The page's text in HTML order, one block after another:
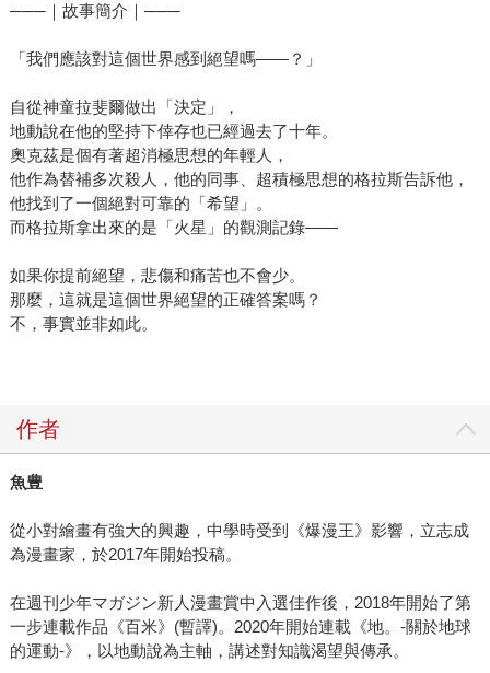
───｜故事簡介｜───
「我們應該對這個世界感到絕望嗎――？」
自從神童拉斐爾做出「決定」，
地動說在他的堅持下倖存也已經過去了十年。
奧克茲是個有著超消極思想的年輕人，
他作為替補多次殺人，他的同事、超積極思想的格拉斯告訴他，
他找到了一個絕對可靠的「希望」。
而格拉斯拿出來的是「火星」的觀測記錄——
如果你提前絕望，悲傷和痛苦也不會少。
那麼，這就是這個世界絕望的正確答案嗎？
不，事實並非如此。
作者
魚豊
從小對繪畫有強大的興趣，中學時受到《爆漫王》影響，立志成
為漫畫家，於2017年開始投稿。
在週刊少年マガジン新人漫畫賞中入選佳作後，2018年開始了第
一步連載作品《百米》(暫譯)。2020年開始連載《地。-關於地球
的運動-》，以地動說為主軸，講述對知識渴望與傳承。